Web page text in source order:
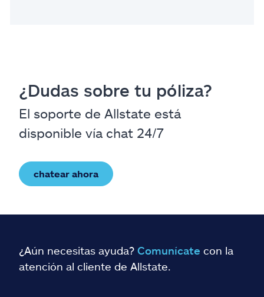
¿Dudas sobre tu póliza?
El soporte de Allstate está
disponible vía chat 24/7
chatear ahora
¿Aún necesitas ayuda? Comunícate con la
atención al cliente de Allstate.